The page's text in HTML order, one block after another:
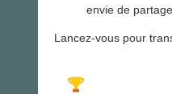
envie de
Lancez-vous pour